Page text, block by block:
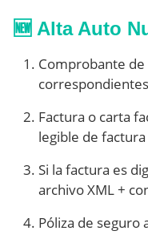
🆕 Alta Auto
Comprobante
Factura o carta
legible de
Si la factura es
archivo XML +
Póliza de seguro